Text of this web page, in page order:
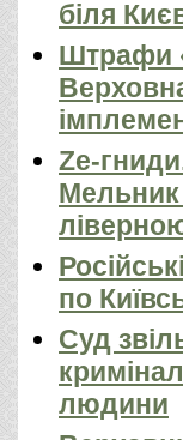
біля
Штрафи
Ze-
по
Суд
людини